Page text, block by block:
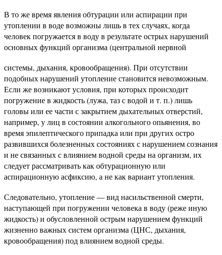
В то же время явления обтурации или аспирации при
утоплении в воде возможны лишь в тех случаях, когда
человек погружается в воду в результате острых нарушений
основных функций организма (центральной нервной
системы, дыхания, кровообращения). При отсутствии
подобных нарушений утопление становится невозможным.
Если же возникают условия, при которых происходит
погружение в жидкость (лужа, таз с водой и т. п.) лишь
головы или ее части с закрытием дыхательных отверстий,
например, у лиц в состоянии алкогольного опьянения, во
время эпилептического припадка или при других остро
развившихся болезненных состояниях с нарушением сознания
и не связанных с влиянием водной среды на организм, их
следует рассматривать как обтурационную или
аспирационную асфиксию, а не как вариант утопления.
Следовательно, утопление — вид насильственной смерти,
наступающей при погружении человека в воду (реже иную
жидкость) и обусловленной острым нарушением функций
жизненно важных систем организма (ЦНС, дыхания,
кровообращения) под влиянием водной среды.